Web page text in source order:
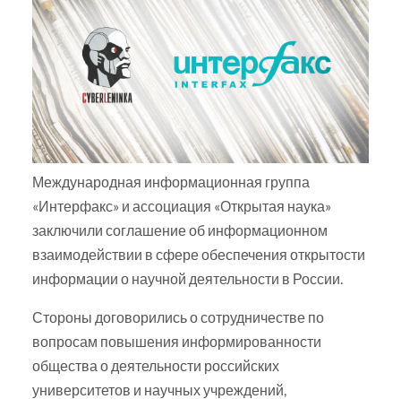
Международная информационная группа
«Интерфакс» и ассоциация «Открытая наука»
заключили соглашение об информационном
взаимодействии в сфере обеспечения открытости
информации о научной деятельности в России.
Стороны договорились о сотрудничестве по
вопросам повышения информированности
общества о деятельности российских
университетов и научных учреждений,